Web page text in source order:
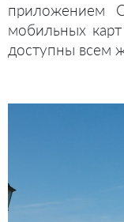
приложением
мобильных
доступны всем